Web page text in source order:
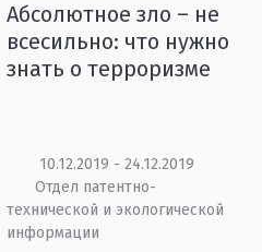
Абсолютное зло – не
всесильно: что нужно
знать о терроризме
10.12.2019 - 24.12.2019
Отдел патентно-
технической и экологической
информации